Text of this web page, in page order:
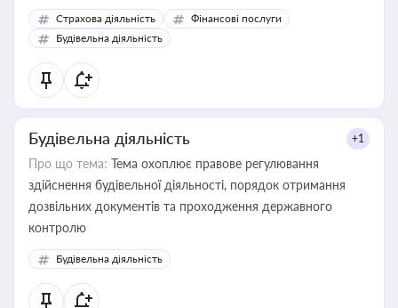
корисне для власника бізнесу, керівника, юриста або
бухгалтера під час оподаткування, приватизації, оренди
державного майна, корпоративних угод і перевірки
статусу суб'єктів оціночної діяльності
Страхова діяльність
Фінансові послуги
Будівельна діяльність
Будівельна діяльність +1
Про що тема: Тема охоплює правове регулювання
здійснення будівельної діяльності, порядок отримання
дозвільних документів та проходження державного
контролю
Будівельна діяльність